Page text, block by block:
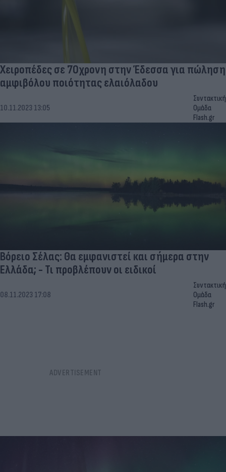
Χειροπέδες σε 70χρονη στην Έδεσσα για πώληση
αμφιβόλου ποιότητας ελαιόλαδου
10.11.2023 13:05
Συντακτική
Ομάδα
Flash.gr
Βόρειο Σέλας: Θα εμφανιστεί και σήμερα στην
Ελλάδα; - Τι προβλέπουν οι ειδικοί
08.11.2023 17:08
Συντακτική
Ομάδα
Flash.gr